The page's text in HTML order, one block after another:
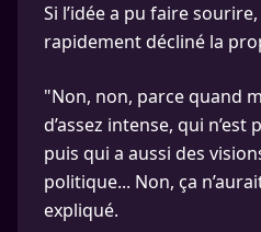
Si l’idée a pu faire
rapidement décliné la
"Non, non, parce quand
d’assez intense, qui
puis qui a aussi des
politique... Non, ça
expliqué.